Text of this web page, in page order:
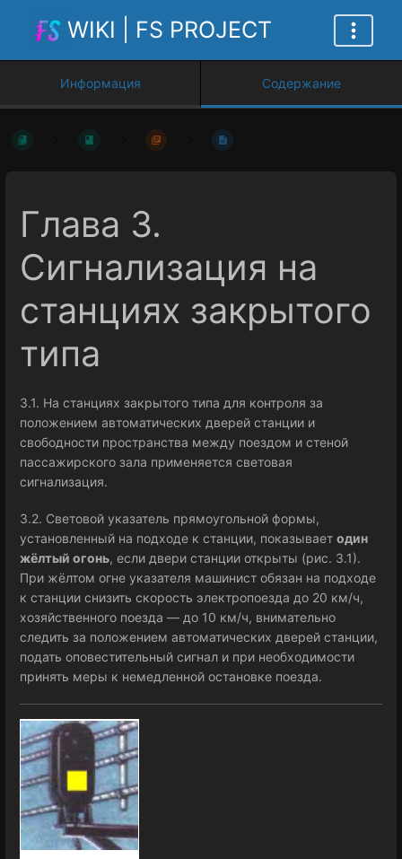
WIKI | FS PROJECT
Информация Содержание
Глава 3.
Сигнализация на
станциях закрытого
типа
3.1. На станциях закрытого типа для контроля за
положением автоматических дверей станции и
свободности пространства между поездом и стеной
пассажирского зала применяется световая
сигнализация.
3.2. Световой указатель прямоугольной формы,
установленный на подходе к станции, показывает один
жёлтый огонь, если двери станции открыты (рис. 3.1).
При жёлтом огне указателя машинист обязан на подходе
к станции снизить скорость электропоезда до 20 км/ч,
хозяйственного поезда — до 10 км/ч, внимательно
следить за положением автоматических дверей станции,
подать оповестительный сигнал и при необходимости
принять меры к немедленной остановке поезда.